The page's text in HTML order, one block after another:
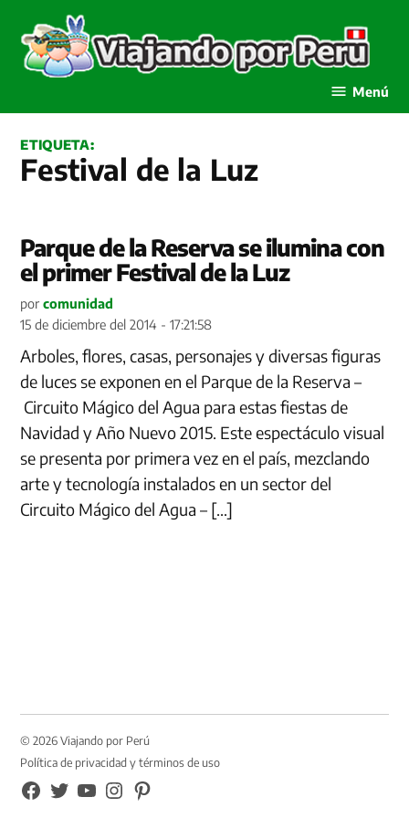
contenido
Menú
ETIQUETA:
Festival de la Luz
Parque de la Reserva se ilumina con
el primer Festival de la Luz
por comunidad
15 de diciembre del 2014 - 17:21:58
Arboles, flores, casas, personajes y diversas figuras
de luces se exponen en el Parque de la Reserva –
Circuito Mágico del Agua para estas fiestas de
Navidad y Año Nuevo 2015. Este espectáculo visual
se presenta por primera vez en el país, mezclando
arte y tecnología instalados en un sector del
Circuito Mágico del Agua – […]
© 2026 Viajando por Perú
Política de privacidad y términos de uso
FB
TW YouTubeInstagramPinterest